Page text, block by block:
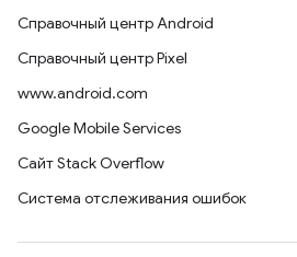
Справочный центр Android
Справочный центр Pixel
www.android.com
Google Mobile Services
Сайт Stack Overflow
Система отслеживания ошибок